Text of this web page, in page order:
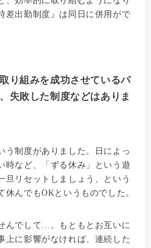
差出勤制度』は同日に併用がで
り組みを成功させているパ
失敗した制度などはありま
う制度がありました。日によっ
時など、「ずる休み」という遊
旦リセットしましょう、という
んでもOKというものでした。
んでして…。もともとお互いに
上に影響がなければ、連続した